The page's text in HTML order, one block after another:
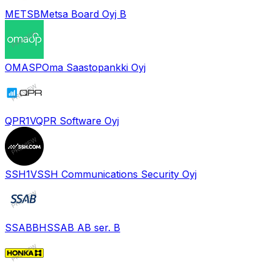
METSBMetsa Board Oyj B
OMASPOma Saastopankki Oyj
QPR1VQPR Software Oyj
SSH1VSSH Communications Security Oyj
SSABBHSSAB AB ser. B